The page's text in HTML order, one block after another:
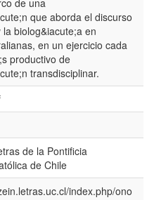
de una
que aborda el discurso
biolog&iacute;a en
en un ejercicio cada
productivo de
transdisciplinar.
de la Pontificia
de Chile
index.php/ono